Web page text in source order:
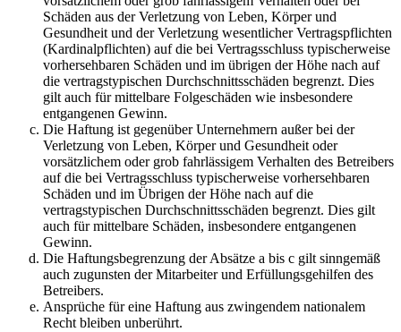
Schäden aus der Verletzung von Leben, Körper und
Gesundheit und der Verletzung wesentlicher Vertragspflichten
(Kardinalpflichten) auf die bei Vertragsschluss typischerweise
vorhersehbaren Schäden und im übrigen der Höhe nach auf
die vertragstypischen Durchschnittsschäden begrenzt. Dies
gilt auch für mittelbare Folgeschäden wie insbesondere
entgangenen Gewinn.
Die Haftung ist gegenüber Unternehmern außer bei der
Verletzung von Leben, Körper und Gesundheit oder
vorsätzlichem oder grob fahrlässigem Verhalten des Betreibers
auf die bei Vertragsschluss typischerweise vorhersehbaren
Schäden und im Übrigen der Höhe nach auf die
vertragstypischen Durchschnittsschäden begrenzt. Dies gilt
auch für mittelbare Schäden, insbesondere entgangenen
Gewinn.
Die Haftungsbegrenzung der Absätze a bis c gilt sinngemäß
auch zugunsten der Mitarbeiter und Erfüllungsgehilfen des
Betreibers.
Ansprüche für eine Haftung aus zwingendem nationalem
Recht bleiben unberührt.